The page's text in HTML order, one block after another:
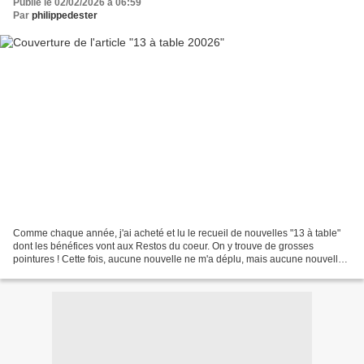
Publié le 02/02/2026 à 06:59
Par philippedester
Comme chaque année, j'ai acheté et lu le recueil de nouvelles "13 à table"
dont les bénéfices vont aux Restos du coeur. On y trouve de grosses
pointures ! Cette fois, aucune nouvelle ne m'a déplu, mais aucune nouvelle